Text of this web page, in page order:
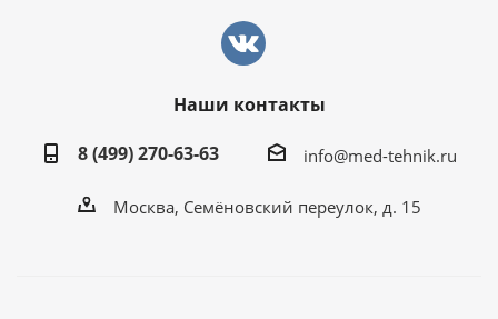
Наши контакты
8 (499) 270-63-63
info@med-tehnik.ru
Москва, Семёновский переулок, д. 15